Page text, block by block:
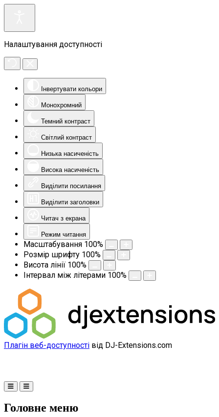
Налаштування доступності
Інвертувати кольори
Монохромний
Темний контраст
Світлий контраст
Низька насиченість
Висока насиченість
Виділити посилання
Виділити заголовки
Читач з екрана
Режим читання
Масштабування 100%
Розмір шрифту 100%
Висота лінії 100%
Інтервал між літерами 100%
Плагін веб-доступності від DJ-Extensions.com
Головне меню